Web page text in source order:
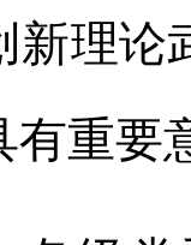
新理论
有重要